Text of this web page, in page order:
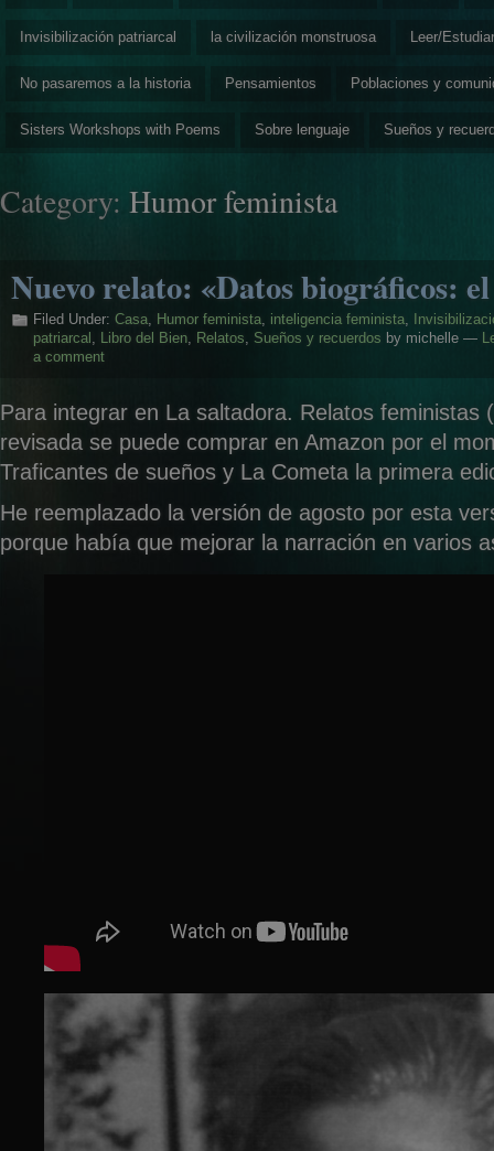
Invisibilización patriarcal la civilización monstruosa Leer/Estudiar
No pasaremos a la historia Pensamientos Poblaciones y
Sisters Workshops with Poems Sobre lenguaje Sueños y
Category: Humor feminista
Nuevo relato: «Datos biográficos:
Filed Under: Casa, Humor feminista, inteligencia feminista,
patriarcal , Libro del Bien, Relatos, Sueños y recuerdos by michelle —
a comment
Para integrar en La saltadora. Relatos feministas
revisada se puede comprar en Amazon por el
Traficantes de sueños y La Cometa la primera
He reemplazado la versión de agosto por esta
porque había que mejorar la narración en varios